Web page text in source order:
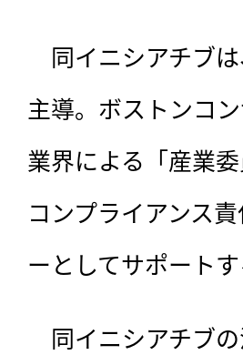
同イニシアチブは
主導。ボストンコ
業界による「産業
コンプライアンス
ーとしてサポートす
同イニシアチブ